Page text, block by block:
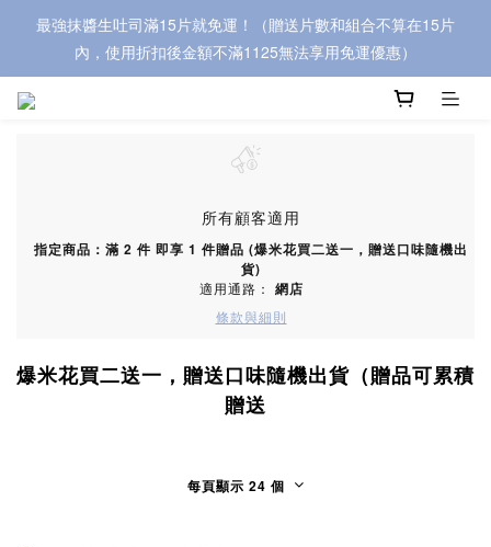
最強抹醬生吐司滿15片就免運！（贈送片數和組合不算在15片
內，使用折扣後金額不滿1125無法享用免運優惠）
所有顧客適用
指定商品：滿 2 件 即享 1 件贈品 (爆米花買二送一，贈送口味隨機出
貨)
適用通路： 網店
條款與細則
爆米花買二送一，贈送口味隨機出貨（贈品可累積
贈送
每頁顯示 24 個